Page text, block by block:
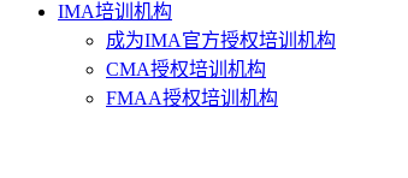
IMA培训机构
成为IMA官方授权培训机构
CMA授权培训机构
FMAA授权培训机构